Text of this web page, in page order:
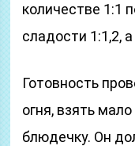
количестве 1:1
сладости 1:1,2,
Готовность
огня, взять
блюдечку. Он